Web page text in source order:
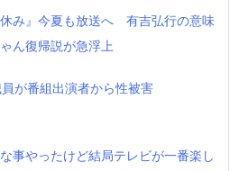
み』今夏も放送へ 有吉弘行の意味
ん復帰説が急浮上
員が番組出演者から性被害
事やったけど結局テレビが一番楽し